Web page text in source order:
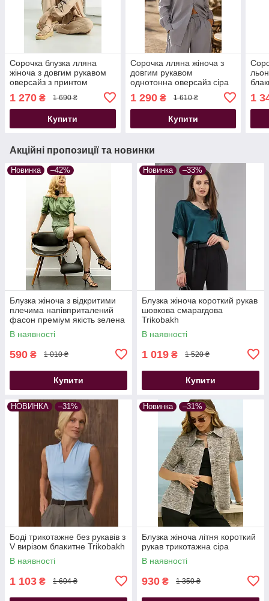
Сорочка блузка лляна
жіноча з довгим рукавом
оверсайз з принтом
1 270 ₴ 1 690 ₴
Купити
Сорочка лляна жіноча з
довгим рукавом
однотонна оверсайз сіра
1 290₴ 1 610 ₴
Купити
1
Акційні пропозиції та новинки
Новинка –42%
Блузка жіноча з відкритими
плечима напівприталений
фасон преміум якість зелена
В наявності
590 ₴ 1 010 ₴
Купити
Новинка –33%
Блузка жіноча короткий рукав
шовкова смарагдова
Trikobakh
В наявності
1 019 ₴ 1 520 ₴
Купити
НОВИНКА –31%
Боді трикотажне без рукавів з
V вирізом блакитне Trikobakh
В наявності
1 103 ₴ 1 604 ₴
Новинка –31%
Блузка жіноча літня короткий
рукав трикотажна сіра
В наявності
930 ₴ 1 350 ₴